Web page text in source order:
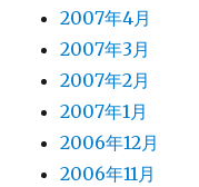
2007年4月
2007年3月
2007年2月
2007年1月
2006年12月
2006年11月